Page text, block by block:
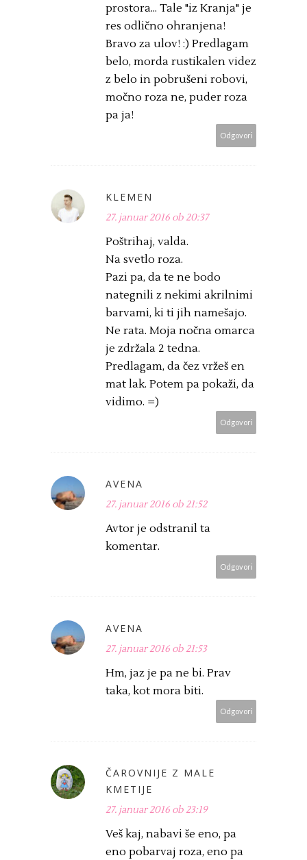
prostora... Tale "iz Kranja" je
res odlično ohranjena!
Bravo za ulov! :) Predlagam
belo, morda rustikalen videz
z belo in pobrušeni robovi,
močno roza ne, puder roza
pa ja!
Odgovori
KLEMEN
27. januar 2016 ob 20:37
Poštrihaj, valda.
Na svetlo roza.
Pazi pa, da te ne bodo
nategnili z nekimi akrilnimi
barvami, ki ti jih namešajo.
Ne rata. Moja nočna omarca
je zdržala 2 tedna.
Predlagam, da čez vržeš en
mat lak. Potem pa pokaži, da
vidimo. =)
Odgovori
AVENA
27. januar 2016 ob 21:52
Avtor je odstranil ta
komentar.
Odgovori
AVENA
27. januar 2016 ob 21:53
Hm, jaz je pa ne bi. Prav
taka, kot mora biti.
Odgovori
ČAROVNIJE Z MALE
KMETIJE
27. januar 2016 ob 23:19
Veš kaj, nabavi še eno, pa
eno pobarvaj roza, eno pa